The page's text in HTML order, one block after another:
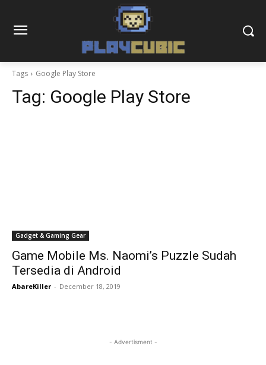
Tags Google Play Store
Tag: Google Play Store
Gadget & Gaming Gear
Game Mobile Ms. Naomi’s Puzzle Sudah
Tersedia di Android
AbareKiller - December 18, 2019
- Advertisment -